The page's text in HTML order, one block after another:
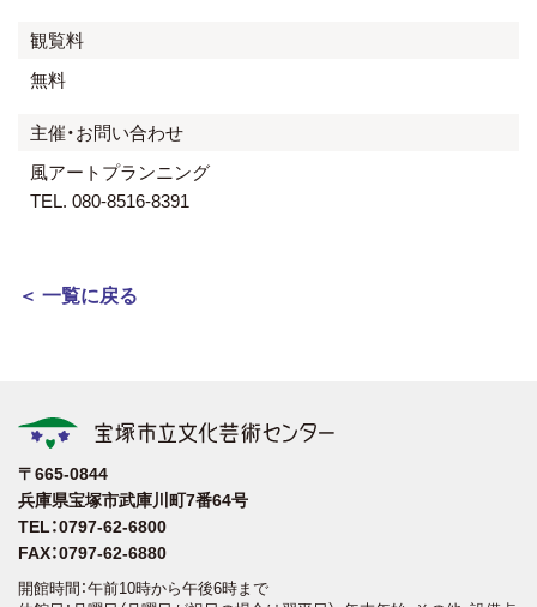
観覧料
無料
主催・お問い合わせ
風アートプランニング
TEL. 080-8516-8391
＜ 一覧に戻る
〒665-0844
兵庫県宝塚市武庫川町7番64号
TEL：0797-62-6800
FAX：0797-62-6880
開館時間：午前10時から午後6時まで